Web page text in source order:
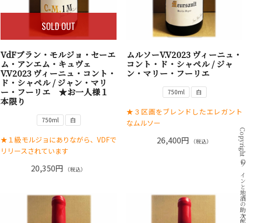
SOLD OUT
VdFブラン・モルジョ・セーエ
ム・アンエム・キュヴェ
V.V2023 ヴィーニュ・コント・
ド・シャペル / ジャン・マリ
ー・フーリエ ★お一人様１
本限り
750ml 白
★１級モルジョにありながら、VDFで
リリースされています
20,350円 （税込）
ムルソーV.V2023 ヴィーニュ・
コント・ド・シャペル / ジャ
ン・マリー・フーリエ
750ml 白
★３区画をブレンドしたエレガント
なムルソー
26,400円 （税込）